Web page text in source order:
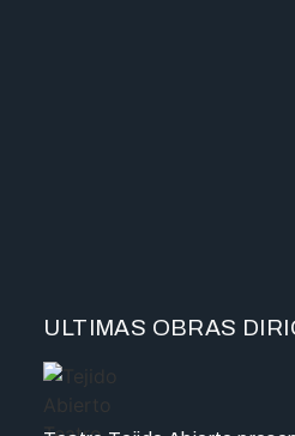
ULTIMAS OBRAS